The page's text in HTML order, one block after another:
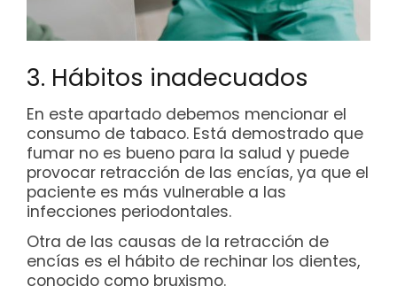
3. Hábitos inadecuados
En este apartado debemos mencionar el
consumo de tabaco. Está demostrado que
fumar no es bueno para la salud y puede
provocar retracción de las encías, ya que el
paciente es más vulnerable a las
infecciones periodontales.
Otra de las causas de la retracción de
encías es el hábito de rechinar los dientes,
conocido como bruxismo.